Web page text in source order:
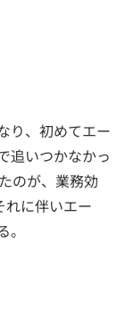
り、初めてエー
追いつかなかっ
のが、業務効
に伴いエー